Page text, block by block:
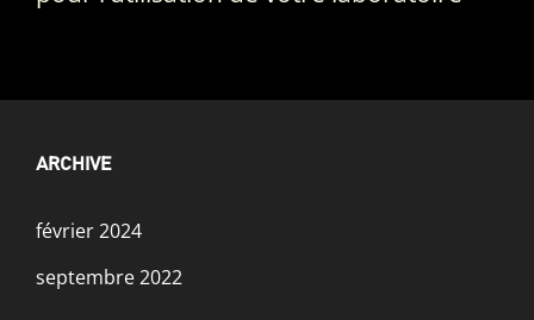
ARCHIVE
février 2024
septembre 2022